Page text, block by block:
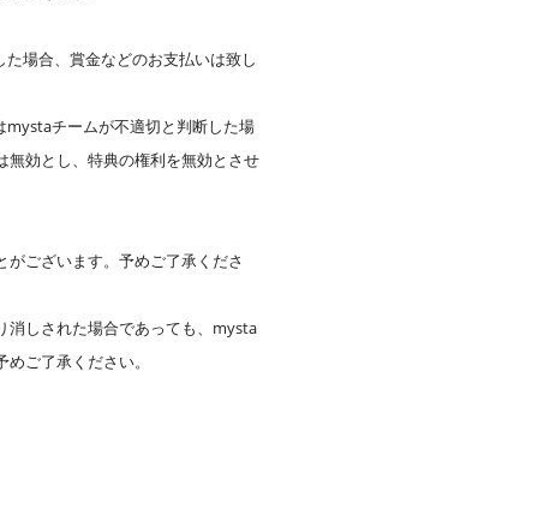
場合、賞金などのお支払いは致し
チームが不適切と判断した場
無効とし、特典の権利を無効とさせ
ございます。予めご了承くださ
消しされた場合であっても、mysta
ご了承ください。